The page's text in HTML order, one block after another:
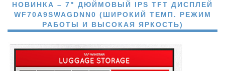
НОВИНКА – 7" ДЮЙМОВЫЙ IPS TFT ДИСПЛЕЙ
WF70A9SWAGDNN0 (ШИРОКИЙ ТЕМП. РЕЖИМ
РАБОТЫ И ВЫСОКАЯ ЯРКОСТЬ)